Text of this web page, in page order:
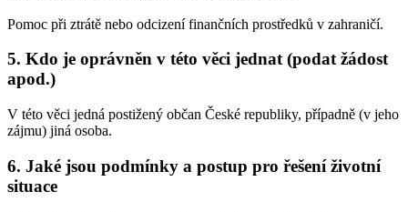
Pomoc při ztrátě nebo odcizení finančních prostředků v zahraničí.
5. Kdo je oprávněn v této věci jednat (podat žádost
apod.)
V této věci jedná postižený občan České republiky, případně (v jeho
zájmu) jiná osoba.
6. Jaké jsou podmínky a postup pro řešení životní
situace